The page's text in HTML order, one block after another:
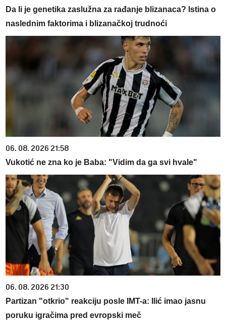
Da li je genetika zaslužna za rađanje blizanaca? Istina o
naslednim faktorima i blizanačkoj trudnoći
06. 08. 2026 21:58
Vukotić ne zna ko je Baba: "Vidim da ga svi hvale"
06. 08. 2026 21:30
Partizan "otkrio" reakciju posle IMT-a: Ilić imao jasnu
poruku igračima pred evropski meč